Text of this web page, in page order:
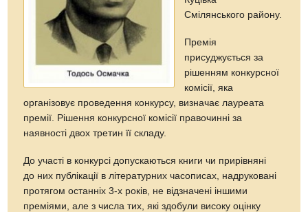
Смілянського району.
Премія
присуджується за
рішенням конкурсної
комісії, яка
організовує проведення конкурсу, визначає лауреата
премії. Рішення конкурсної комісії правочинні за
наявності двох третин її складу.
До участі в конкурсі допускаються книги чи прирівняні
до них публікації в літературних часописах, надруковані
протягом останніх 3-х років, не відзначені іншими
преміями, але з числа тих, які здобули високу оцінку